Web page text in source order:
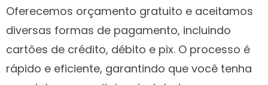
Oferecemos orçamento gratuito e aceitamos
diversas formas de pagamento, incluindo
cartões de crédito, débito e pix. O processo é
rápido e eficiente, garantindo que você tenha